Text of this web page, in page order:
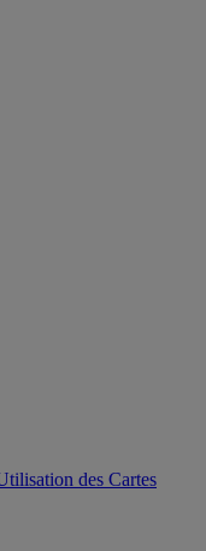
des Cartes